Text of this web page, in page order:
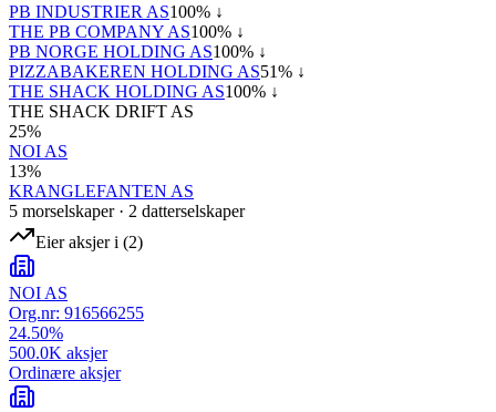
PB INDUSTRIER AS100% ↓
THE PB COMPANY AS100% ↓
PB NORGE HOLDING AS100% ↓
PIZZABAKEREN HOLDING AS51% ↓
THE SHACK HOLDING AS100% ↓
THE SHACK DRIFT AS
25%
NOI AS
13%
KRANGLEFANTEN AS
5 morselskaper· 2 datterselskaper
Eier aksjer i (2)
NOI AS
Org.nr: 916566255
24.50%
500.0K aksjer
Ordinære aksjer